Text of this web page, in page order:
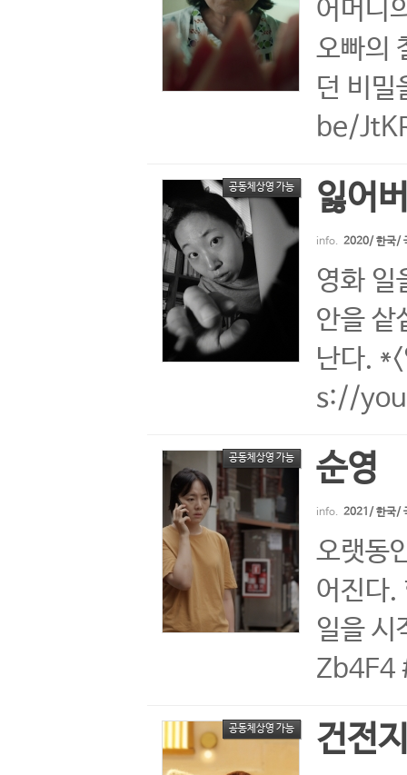
어머니
오빠의
던 비
be/
공동체상영 가능 잃어
info. 2020/ 한국/
영화 일
안을 샅
난다.
s://
공동체상영 가능 순영
info. 2021/ 한국/
오랫동
어진다.
일을
Zb4F4
공동체상영 가능 건전